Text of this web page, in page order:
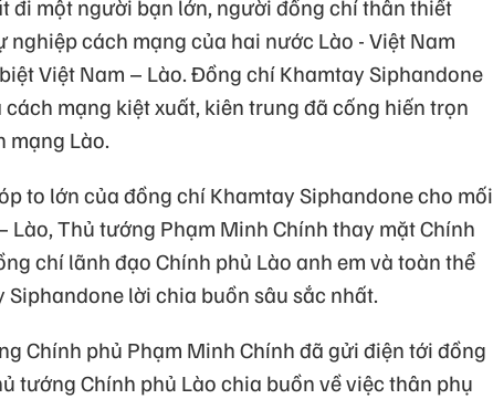
đi một người bạn lớn, người đồng chí thân thiết
nghiệp cách mạng của hai nước Lào - Việt Nam
Việt Nam – Lào. Đồng chí Khamtay Siphandone
mạng kiệt xuất, kiên trung đã cống hiến trọn
mạng Lào.
to lớn của đồng chí Khamtay Siphandone cho mối
Lào, Thủ tướng Phạm Minh Chính thay mặt Chính
chí lãnh đạo Chính phủ Lào anh em và toàn thể
lời chia buồn sâu sắc nhất.
Chính phủ Phạm Minh Chính đã gửi điện tới đồng
tướng Chính phủ Lào chia buồn về việc thân phụ